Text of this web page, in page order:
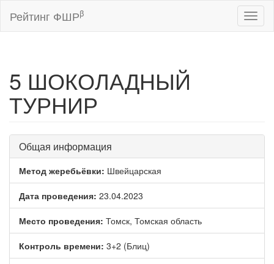
Рейтинг ФШРβ
5 ШОКОЛАДНЫЙ
ТУРНИР
Общая информация
Метод жеребьёвки: Швейцарская
Дата проведения: 23.04.2023
Место проведения: Томск, Томская область
Контроль времени: 3+2 (Блиц)